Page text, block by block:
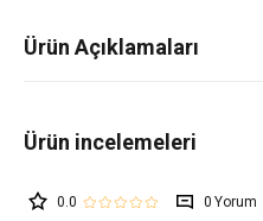
Ürün Açıklamaları
0.0 0